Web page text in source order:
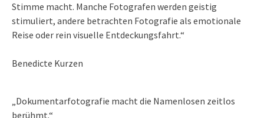
Stimme macht. Manche Fotografen werden geistig
stimuliert, andere betrachten Fotografie als emotionale
Reise oder rein visuelle Entdeckungsfahrt.“
Benedicte Kurzen
„Dokumentarfotografie macht die Namenlosen zeitlos
berühmt.“